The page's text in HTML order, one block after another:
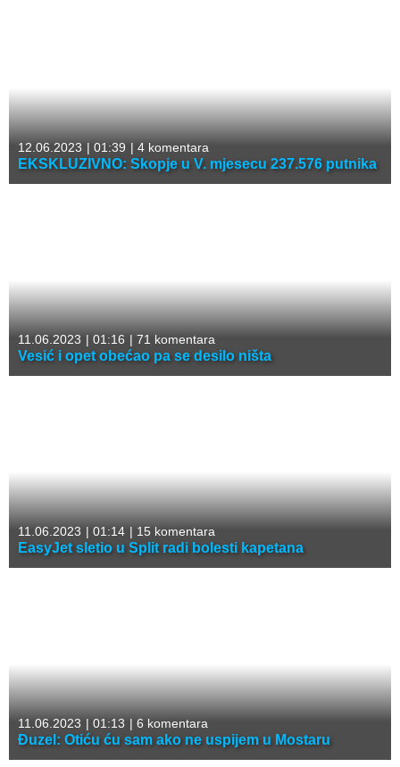
12.06.2023 | 01:39 | 4 komentara
EKSKLUZIVNO: Skopje u V. mjesecu 237.576 putnika
11.06.2023 | 01:16 | 71 komentara
Vesić i opet obećao pa se desilo ništa
11.06.2023 | 01:14 | 15 komentara
EasyJet sletio u Split radi bolesti kapetana
11.06.2023 | 01:13 | 6 komentara
Đuzel: Otiću ću sam ako ne uspijem u Mostaru